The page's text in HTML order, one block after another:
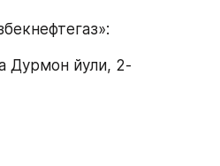
Дурмон йули, 2-